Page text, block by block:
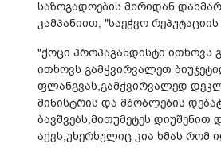
საზოგადოების მხრიდან
კამპანიით, "საეჭვო
"ქოცი პროპაგანდისტი ითხოვს
ითხოვს გამჭვირვალეთ
ფლანგვას,გამჭვირვალედ
მინისტრის და მშობლების
ბავშვებს,მითუმეტეს
აქვს,უხერხულიც კია ხმას რომ